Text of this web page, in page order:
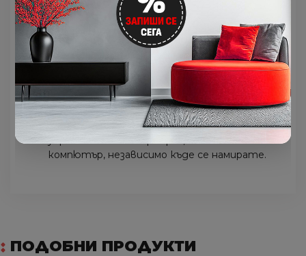
Контрол през Wi-Fi (опционално)
Лесно можете да управлявате
климатичната система чрез смартфон,
таблет или компютър навсякъде и по всяко
Wireless LAN интерфейс
Wi-Fi адаптерът позволява безжично
управление от смартфон, таблет или
компютър, независимо къде се намирате.
ПОДОБНИ ПРОДУКТИ